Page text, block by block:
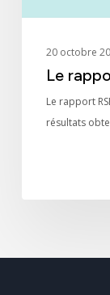
20 octobre
Le
Le rapport
résultats